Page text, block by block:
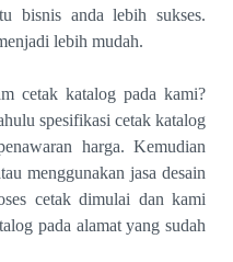
bisnis anda lebih sukses.
lebih mudah.
cetak katalog pada kami?
spesifikasi cetak katalog
harga. Kemudian
menggunakan jasa desain
cetak dimulai dan kami
pada alamat yang sudah